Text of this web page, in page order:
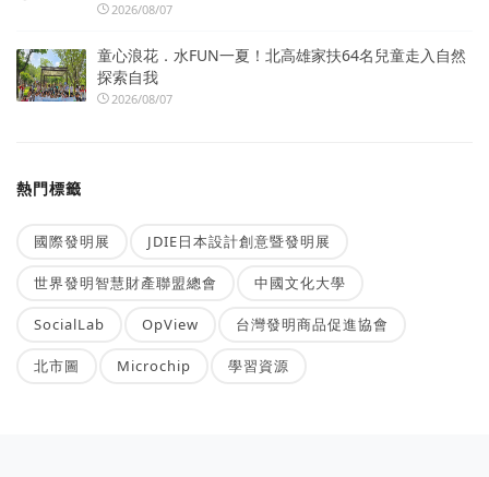
2026/08/07
童心浪花．水FUN一夏！北高雄家扶64名兒童走入自然
探索自我
2026/08/07
熱門標籤
國際發明展 JDIE日本設計創意暨發明展
世界發明智慧財產聯盟總會 中國文化大學
SocialLab OpView 台灣發明商品促進協會
北市圖 Microchip 學習資源